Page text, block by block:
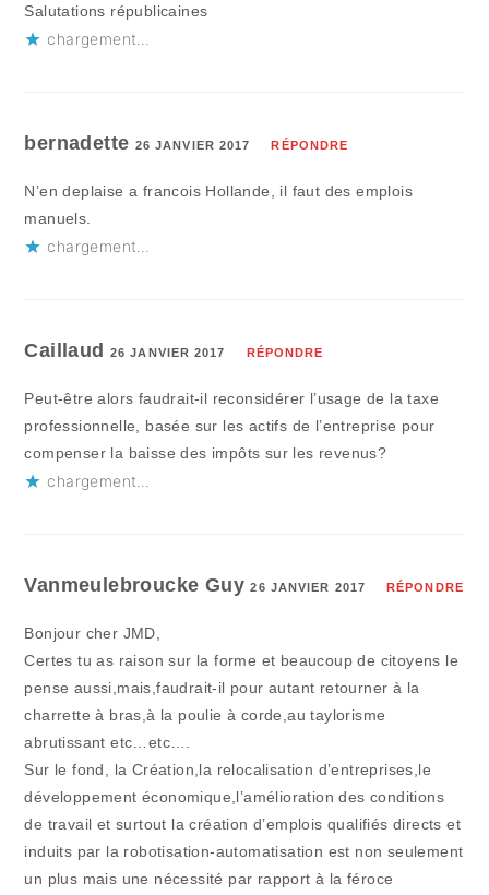
Salutations républicaines
chargement…
bernadette 26 JANVIER 2017 RÉPONDRE
N’en deplaise a francois Hollande, il faut des emplois
manuels.
chargement…
Caillaud26 JANVIER 2017 RÉPONDRE
Peut-être alors faudrait-il reconsidérer l’usage de la taxe
professionnelle, basée sur les actifs de l’entreprise pour
compenser la baisse des impôts sur les revenus?
chargement…
Vanmeulebroucke Guy26 JANVIER 2017 RÉPONDRE
Bonjour cher JMD,
Certes tu as raison sur la forme et beaucoup de citoyens le
pense aussi,mais,faudrait-il pour autant retourner à la
charrette à bras,à la poulie à corde,au taylorisme
abrutissant etc…etc….
Sur le fond, la Création,la relocalisation d’entreprises,le
développement économique,l’amélioration des conditions
de travail et surtout la création d’emplois qualifiés directs et
induits par la robotisation-automatisation est non seulement
un plus mais une nécessité par rapport à la féroce